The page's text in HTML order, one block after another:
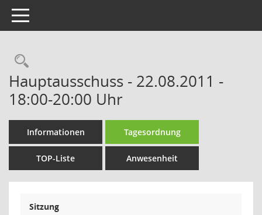
Toggle navigation
Rechercheauswahl
Hauptausschuss - 22.08.2011 -
18:00-20:00 Uhr
Informationen Tagesordnung
TOP-Liste Anwesenheit
Sitzung